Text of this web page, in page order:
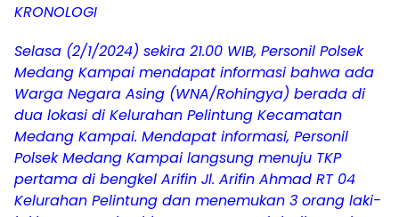
KRONOLOGI
Selasa (2/1/2024) sekira 21.00 WIB, Personil Polsek
Medang Kampai mendapat informasi bahwa ada
Warga Negara Asing (WNA/Rohingya) berada di
dua lokasi di Kelurahan Pelintung Kecamatan
Medang Kampai. Mendapat informasi, Personil
Polsek Medang Kampai langsung menuju TKP
pertama di bengkel Arifin Jl. Arifin Ahmad RT 04
Kelurahan Pelintung dan menemukan 3 orang laki-